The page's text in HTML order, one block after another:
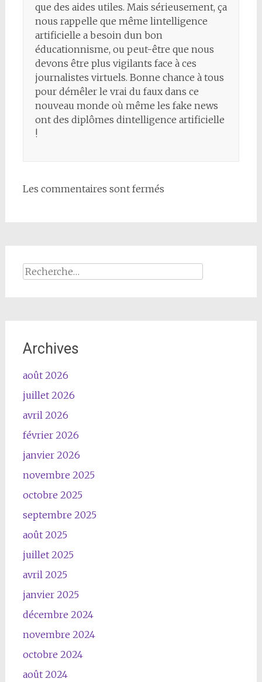
que des aides utiles. Mais sérieusement, ça
nous rappelle que même lintelligence
artificielle a besoin dun bon
éducationnisme, ou peut-être que nous
devons être plus vigilants face à ces
journalistes virtuels. Bonne chance à tous
pour démêler le vrai du faux dans ce
nouveau monde où même les fake news
ont des diplômes dintelligence artificielle
!
Les commentaires sont fermés
Rechercher :
Archives
août 2026
juillet 2026
avril 2026
février 2026
janvier 2026
novembre 2025
octobre 2025
septembre 2025
août 2025
juillet 2025
avril 2025
janvier 2025
décembre 2024
novembre 2024
octobre 2024
août 2024